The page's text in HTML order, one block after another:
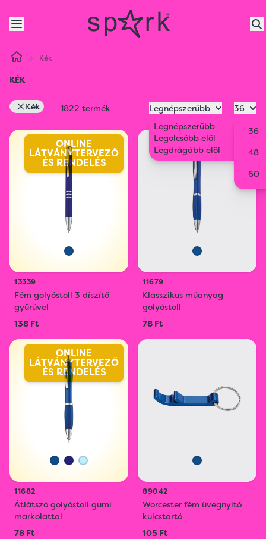
Kék
KÉK
Kék 1822 termék
Legnépszerűbb
Legnépszerűbb
Legolcsóbb elöl
Legdrágább elöl
36
36
48
60
ONLINE
LÁTVÁNYTERVEZŐ
ÉS RENDELÉS
13339
Fém golyóstoll 3 díszítő
gyűrűvel
138 Ft
11679
Klasszikus műanyag
golyóstoll
78 Ft
ONLINE
LÁTVÁNYTERVEZŐ
ÉS RENDELÉS
11682
Átlátszó golyóstoll gumi
markolattal
78 Ft
89042
Worcester fém üvegnyitó
kulcstartó
105 Ft